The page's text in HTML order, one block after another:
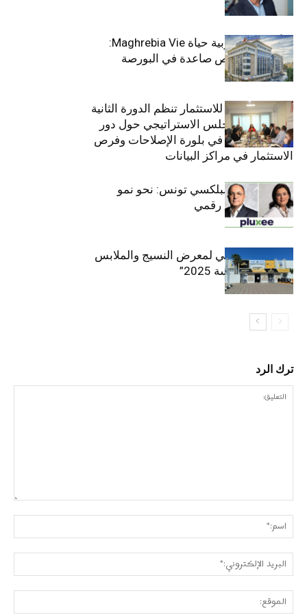
وﻏرب أﻓرﯾﻘﯾﺎ
التأمينات المغربية حياة Maghrebia Vie:
فاعل رائد بفرص صاعدة في البورصة
(+34.8%)
الهيئة التونسية للاستثمار تنظم الدورة الثانية
والعشرين للمجلس الاستراتيجي حول دور
القطاع الخاص في بلورة الإصلاحات وفرص
الاستثمار في مراكز البيانات
قيادة مزدوجة لبلكسي تونس: نحو نمو
متسارع وتحول رقمي
الافتتاح الرسمي لمعرض النسيج والملابس
“إنترتكس سوسة 2025”
ترك الرد